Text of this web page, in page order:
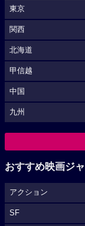
東京
関西
北海道
甲信越
中国
九州
おすすめ映画ジ
アクション
SF